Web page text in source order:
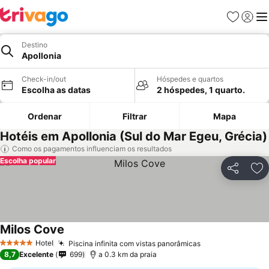
Favoritos
Iniciar
Destino
Apollonia
Check-in/out
Escolha as datas
Hóspedes e quartos
2 hóspedes, 1 quarto.
Ordenar Filtrar Mapa
Hotéis em Apollonia (Sul do Mar Egeu, Grécia)
Como os pagamentos influenciam os resultados
Partilhar
Escolha popular
5 Estrelas Hotel Piscina infinita com vistas panorâmicas
Milos Cove
8,7 Excelente 699 a 0.3 km da praia